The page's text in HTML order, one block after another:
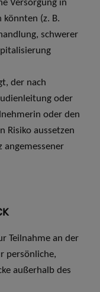
Versorgung in
(z. B.
schwerer
der nach
oder
oder den
Risiko aussetzen
angemessener
Teilnahme an der
persönliche,
außerhalb des